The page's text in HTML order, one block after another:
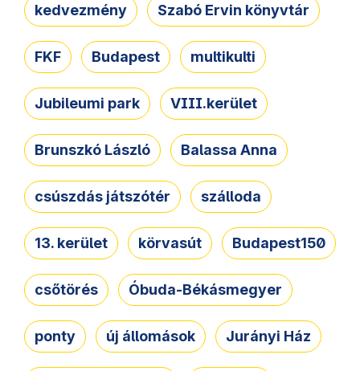
kedvezmény Szabó Ervin könyvtár
FKF Budapest multikulti
Jubileumi park VIII.kerület
Brunszkó László Balassa Anna
csúszdás játszótér szálloda
13. kerület körvasút Budapest150
csőtörés Óbuda-Békásmegyer
ponty új állomások Jurányi Ház